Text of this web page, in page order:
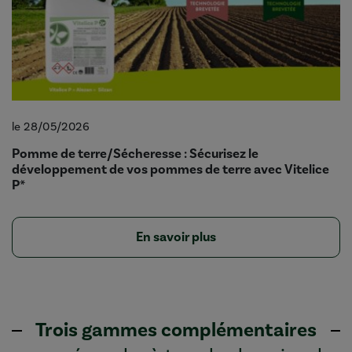
le 28/05/2026
Pomme de terre/Sécheresse : Sécurisez le
développement de vos pommes de terre avec Vitelice
P*
En savoir plus
Trois gammes complémentaires